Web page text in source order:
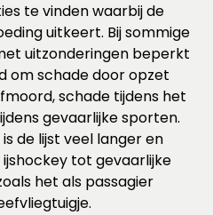
te vinden waarbij de
uitkeert. Bij sommige
uitzonderingen beperkt
om schade door opzet
schade tijdens het
gevaarlijke sporten.
de lijst veel langer en
tot gevaarlijke
het als passagier